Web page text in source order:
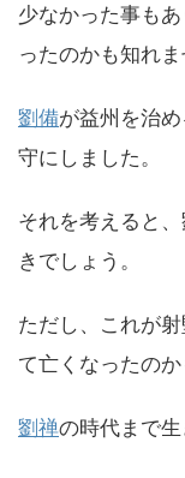
少なかった事も
ったのかも知れま
劉備が益州を治
守にしました。
それを考えると
きでしょう。
ただし、これが
て亡くなったのか
劉禅の時代まで生